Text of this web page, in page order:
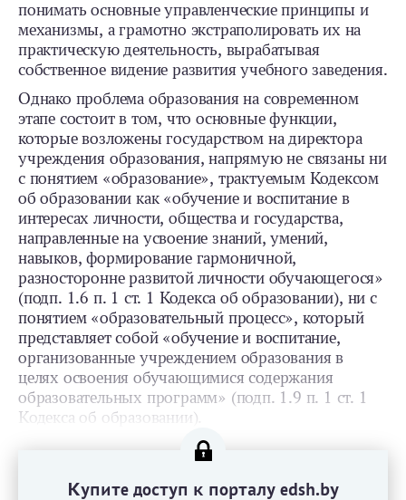
понимать основные управленческие принципы и
механизмы, а грамотно экстраполировать их на
практическую деятельность, вырабатывая
собственное видение развития учебного заведения.
Однако проблема образования на современном
этапе состоит в том, что основные функции,
которые возложены государством на директора
учреждения образования, напрямую не связаны ни
с понятием «образование», трактуемым Кодексом
об образовании как «обучение и воспитание в
интересах личности, общества и государства,
направленные на усвоение знаний, умений,
навыков, формирование гармоничной,
разносторонне развитой личности обучающегося»
(подп. 1.6 п. 1 ст. 1 Кодекса об образовании), ни с
понятием «образовательный процесс», который
представляет собой «обучение и воспитание,
организованные учреждением образования в
целях освоения обучающимися содержания
образовательных программ» (подп. 1.9 п. 1 ст. 1
Кодекса об образовании).
Купите доступ к порталу edsh.by